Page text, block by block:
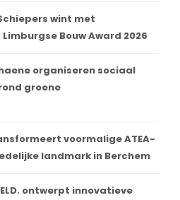
wint met
Bouw Award 2026
organiseren sociaal
groene
voormalige ATEA-
landmark in Berchem
ontwerpt innovatieve